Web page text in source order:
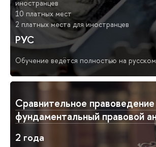
иностранцев
10 платных мест
2 платных места для иностранцев
РУС
Обучение ведётся полностью на
Сравнительное
фундаментальный правовой
2 года